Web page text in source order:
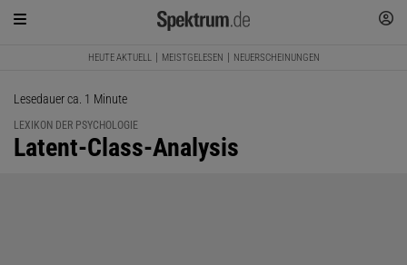
HEUTE AKTUELL MEISTGELESEN NEUERSCHEINUNGEN
Lesedauer ca. 1 Minute
LEXIKON DER PSYCHOLOGIE
:
Latent-Class-Analysis